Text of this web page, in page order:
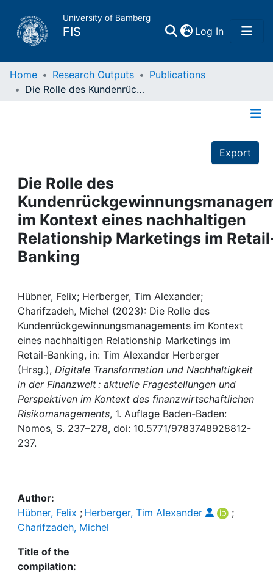
University of Bamberg
FIS Log In(current)
Home
Projects
People
Institutions
My FIS
Help
Home Research Outputs
Publications
Die Rolle des Kundenrückgewinnungsmanagements im Kontext eines nachhaltigen Relationship Marketings im Retail-Banking
Export
Die Rolle des
im Kontext eines nachhaltigen
Relationship Marketings im
Banking
Hübner, Felix; Herberger, Tim Alexander;
Charifzadeh, Michel (2023): Die Rolle des
Kundenrückgewinnungsmanagements im Kontext
eines nachhaltigen Relationship Marketings im
Retail-Banking, in: Tim Alexander Herberger
(Hrsg.), Digitale Transformation und Nachhaltigkeit
in der Finanzwelt : aktuelle Fragestellungen und
Perspektiven im Kontext des finanzwirtschaftlichen
Risikomanagements, 1. Auflage Baden-Baden:
Nomos, S. 237–278, doi: 10.5771/9783748928812-
237.
Author:
Hübner, Felix ; Herberger, Tim Alexander
;
Charifzadeh, Michel
Title of the
compilation: